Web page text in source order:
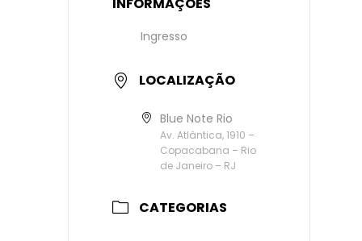
INFORMAÇÕES
Ingresso
LOCALIZAÇÃO
Blue Note Rio
Av. Atlântica, 1910 –
Copacabana – Rio
de Janeiro – RJ
CATEGORIAS